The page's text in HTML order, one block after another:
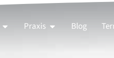
Praxis Blog